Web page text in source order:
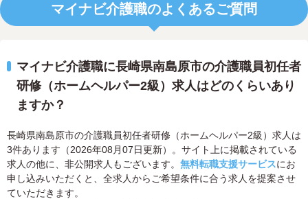
マイナビ介護職のよくあるご質問
マイナビ介護職に長崎県南島原市の介護職員初任者
研修（ホームヘルパー2級）求人はどのくらいあり
ますか？
長崎県南島原市の介護職員初任者研修（ホームヘルパー2級）求人は
3件あります（2026年08月07日更新）。サイト上に掲載されている
求人の他に、非公開求人もございます。 無料転職支援サービスにお
申し込みいただくと、全求人からご希望条件に合う求人を提案させ
ていただきます。